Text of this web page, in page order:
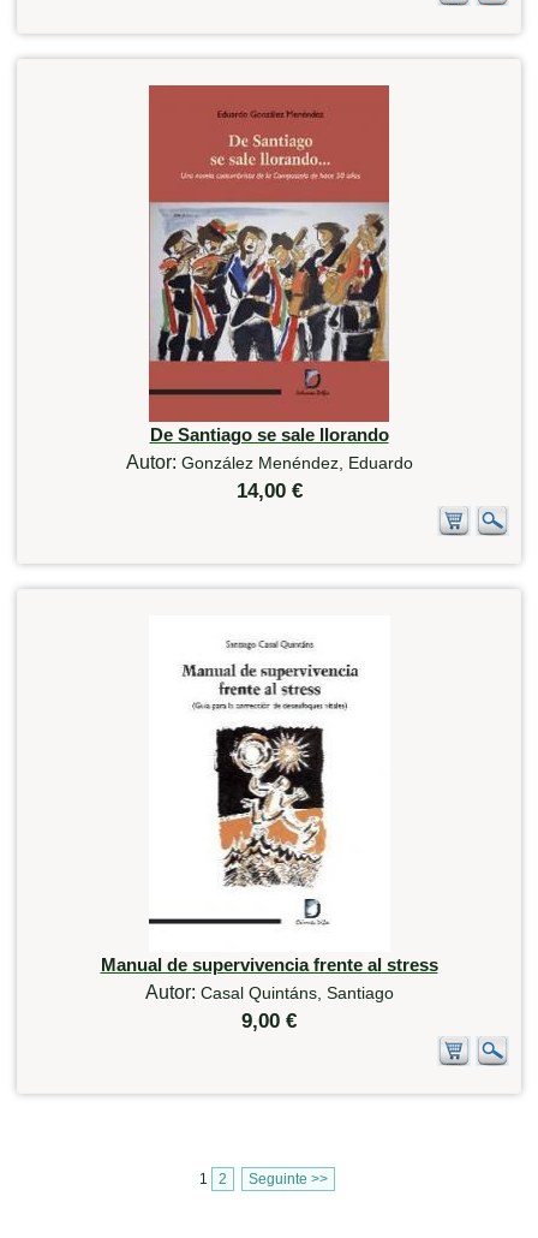
De Santiago se sale llorando
Autor: González Menéndez, Eduardo
14,00 €
Manual de supervivencia frente al stress
Autor: Casal Quintáns, Santiago
9,00 €
1 2 Seguinte >>